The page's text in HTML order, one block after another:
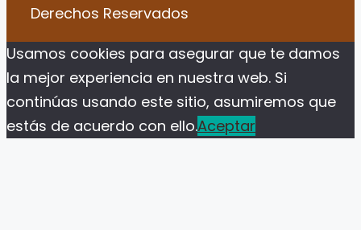
Derechos Reservados
Usamos cookies para asegurar que te damos
la mejor experiencia en nuestra web. Si
continúas usando este sitio, asumiremos que
estás de acuerdo con ello.Aceptar